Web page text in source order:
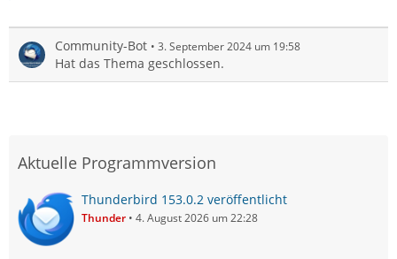
Community-Bot 3. September 2024 um 19:58
Hat das Thema geschlossen.
Aktuelle Programmversion
Thunderbird 153.0.2 veröffentlicht
Thunder 4. August 2026 um 22:28